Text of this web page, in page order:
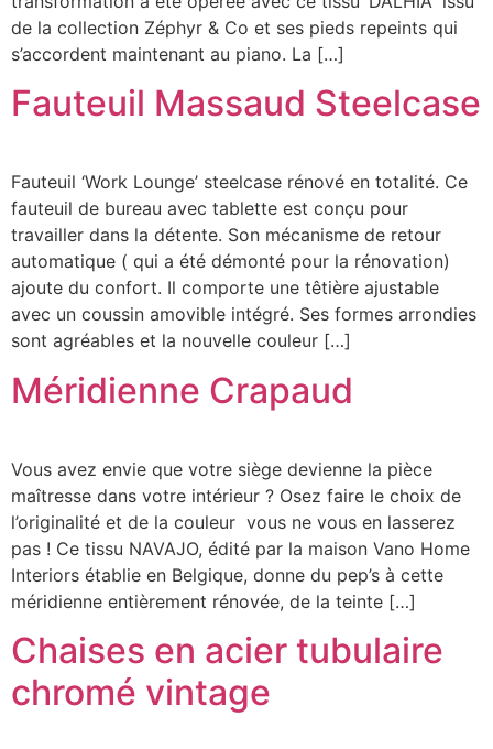
de la collection Zéphyr & Co et ses pieds repeints qui
s’accordent maintenant au piano. La […]
Fauteuil Massaud Steelcase
Fauteuil ‘Work Lounge’ steelcase rénové en totalité. Ce
fauteuil de bureau avec tablette est conçu pour
travailler dans la détente. Son mécanisme de retour
automatique ( qui a été démonté pour la rénovation)
ajoute du confort. Il comporte une têtière ajustable
avec un coussin amovible intégré. Ses formes arrondies
sont agréables et la nouvelle couleur […]
Méridienne Crapaud
Vous avez envie que votre siège devienne la pièce
maîtresse dans votre intérieur ? Osez faire le choix de
l’originalité et de la couleur vous ne vous en lasserez
pas ! Ce tissu NAVAJO, édité par la maison Vano Home
Interiors établie en Belgique, donne du pep’s à cette
méridienne entièrement rénovée, de la teinte […]
Chaises en acier tubulaire
chromé vintage